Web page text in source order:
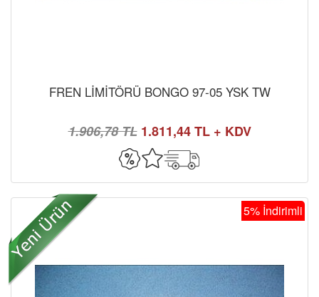
FREN LİMİTÖRÜ BONGO 97-05 YSK TW
1.906,78 TL1.811,44 TL + KDV
5% İndirimli